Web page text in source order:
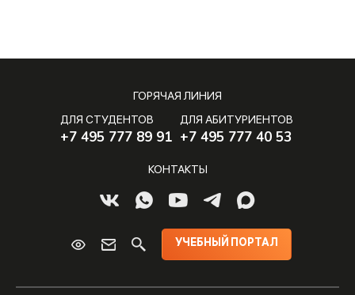
ГОРЯЧАЯ ЛИНИЯ
ДЛЯ СТУДЕНТОВ
+7 495 777 89 91
ДЛЯ АБИТУРИЕНТОВ
+7 495 777 40 53
КОНТАКТЫ
УЧЕБНЫЙ ПОРТАЛ